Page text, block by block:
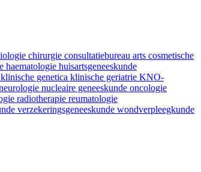
chirurgie consultatiebureau arts cosmetische
haematologie huisartsgeneeskunde
klinische genetica klinische geriatrie KNO-
nucleaire geneeskunde oncologie
radiotherapie reumatologie
verzekeringsgeneeskunde wondverpleegkunde